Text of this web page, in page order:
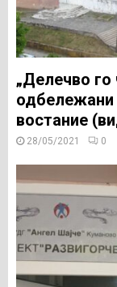
„Делечво го
одбележани
востание
28/05/2021 0